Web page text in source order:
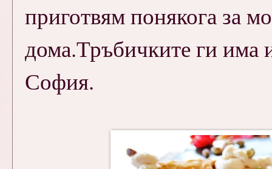
приготвям понякога за
дома.Тръбичките ги има
София.